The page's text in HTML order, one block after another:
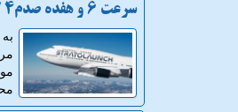
سرعت 6 و هفده صدم4 کیلومتر بر ساعت بدون خلبان